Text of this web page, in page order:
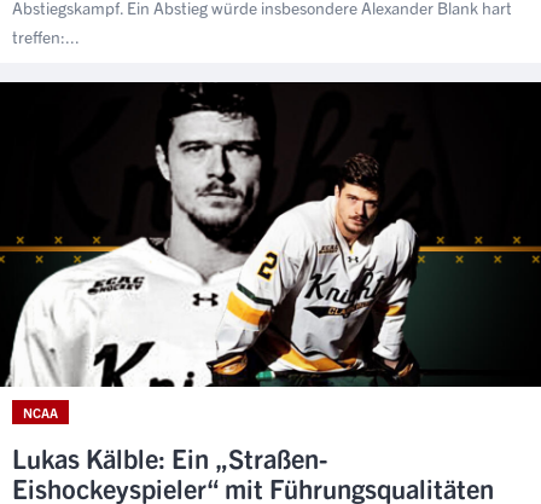
Abstiegskampf. Ein Abstieg würde insbesondere Alexander Blank hart
treffen:...
NCAA
Lukas Kälble: Ein „Straßen-
Eishockeyspieler“ mit Führungsqualitäten